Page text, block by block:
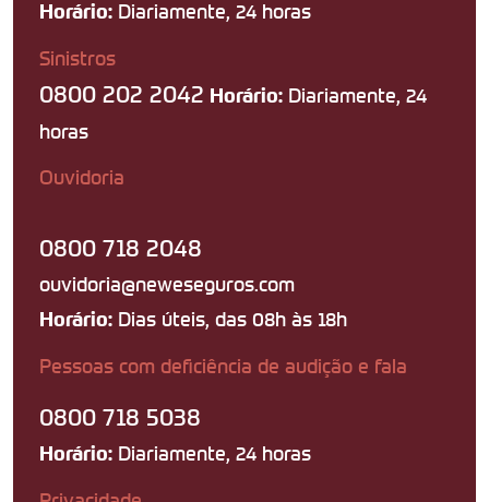
Horário: Diariamente, 24 horas
Sinistros
0800 202 2042 Horário: Diariamente, 24
horas
Ouvidoria
0800 718 2048
ouvidoria@neweseguros.com
Horário: Dias úteis, das 08h às 18h
Pessoas com deficiência de audição e fala
0800 718 5038
Horário: Diariamente, 24 horas